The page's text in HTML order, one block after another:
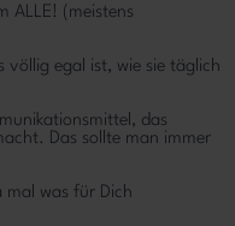
ALLE! (meistens
völlig egal ist, wie sie täglich
das
Das sollte man immer
mal was für Dich